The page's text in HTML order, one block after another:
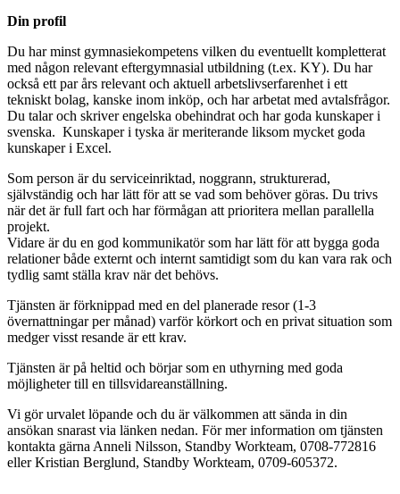
Din profil
Du har minst gymnasiekompetens vilken du eventuellt kompletterat
med någon relevant eftergymnasial utbildning (t.ex. KY). Du har
också ett par års relevant och aktuell arbetslivserfarenhet i ett
tekniskt bolag, kanske inom inköp, och har arbetat med avtalsfrågor.
Du talar och skriver engelska obehindrat och har goda kunskaper i
svenska. Kunskaper i tyska är meriterande liksom mycket goda
kunskaper i Excel.
Som person är du serviceinriktad, noggrann, strukturerad,
självständig och har lätt för att se vad som behöver göras. Du trivs
när det är full fart och har förmågan att prioritera mellan parallella
projekt.
Vidare är du en god kommunikatör som har lätt för att bygga goda
relationer både externt och internt samtidigt som du kan vara rak och
tydlig samt ställa krav när det behövs.
Tjänsten är förknippad med en del planerade resor (1-3
övernattningar per månad) varför körkort och en privat situation som
medger visst resande är ett krav.
Tjänsten är på heltid och börjar som en uthyrning med goda
möjligheter till en tillsvidareanställning.
Vi gör urvalet löpande och du är välkommen att sända in din
ansökan snarast via länken nedan. För mer information om tjänsten
kontakta gärna Anneli Nilsson, Standby Workteam, 0708-772816
eller Kristian Berglund, Standby Workteam, 0709-605372.